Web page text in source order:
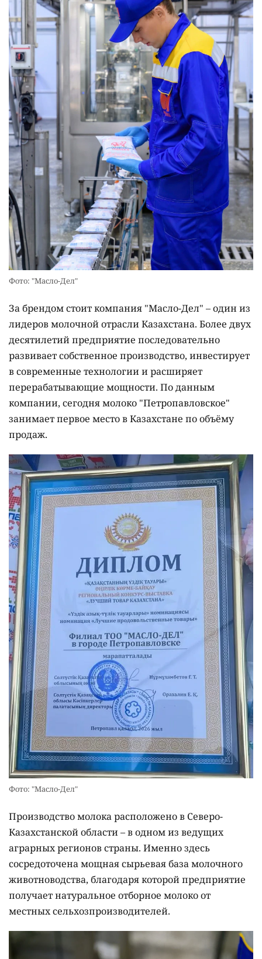
Фото: "Масло-Дел"
За брендом стоит компания "Масло-Дел" – один из
лидеров молочной отрасли Казахстана. Более двух
десятилетий предприятие последовательно
развивает собственное производство, инвестирует
в современные технологии и расширяет
перерабатывающие мощности. По данным
компании, сегодня молоко "Петропавловское"
занимает первое место в Казахстане по объёму
продаж.
Фото: "Масло-Дел"
Производство молока расположено в Северо-
Казахстанской области – в одном из ведущих
аграрных регионов страны. Именно здесь
сосредоточена мощная сырьевая база молочного
животноводства, благодаря которой предприятие
получает натуральное отборное молоко от
местных сельхозпроизводителей.